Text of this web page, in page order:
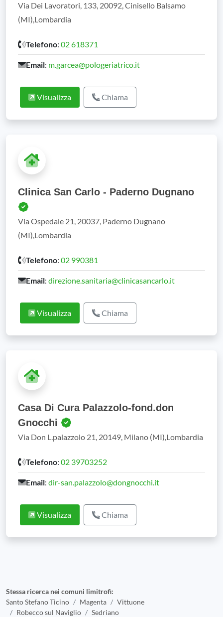
Via Dei Lavoratori, 133, 20092, Cinisello Balsamo
(MI),Lombardia
Telefono: 02 618371
Email: m.garcea@pologeriatrico.it
Visualizza Chiama
Clinica San Carlo - Paderno Dugnano
Via Ospedale 21, 20037, Paderno Dugnano
(MI),Lombardia
Telefono: 02 990381
Email: direzione.sanitaria@clinicasancarlo.it
Visualizza Chiama
Casa Di Cura Palazzolo-fond.don
Gnocchi
Via Don L.palazzolo 21, 20149, Milano (MI),Lombardia
Telefono: 02 39703252
Email: dir-san.palazzolo@dongnocchi.it
Visualizza Chiama
Stessa ricerca nei comuni limitrofi:
Santo Stefano Ticino
Magenta
Vittuone
Robecco sul Naviglio
Sedriano